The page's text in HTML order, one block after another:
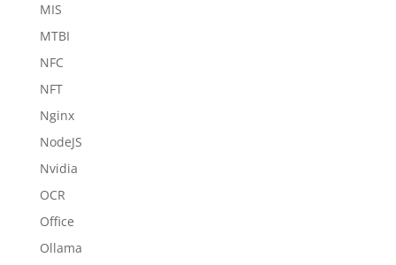
MIS
MTBI
NFC
NFT
Nginx
NodeJS
Nvidia
OCR
Office
Ollama